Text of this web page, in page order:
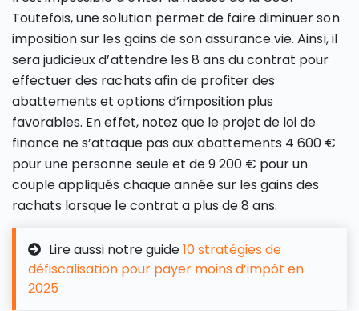
Toutefois, une solution permet de faire diminuer son
imposition sur les gains de son assurance vie. Ainsi, il
sera judicieux d’attendre les 8 ans du contrat pour
effectuer des rachats afin de profiter des
abattements et options d’imposition plus
favorables. En effet, notez que le projet de loi de
finance ne s’attaque pas aux abattements 4 600 €
pour une personne seule et de 9 200 € pour un
couple appliqués chaque année sur les gains des
rachats lorsque le contrat a plus de 8 ans.
Lire aussi notre guide10 stratégies de
défiscalisation pour payer moins d’impôt en
2025